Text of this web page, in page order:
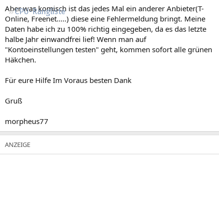
CPU-Rangliste
Aber was komisch ist das jedes Mal ein anderer Anbieter(T-
Online, Freenet.....) diese eine Fehlermeldung bringt. Meine
Daten habe ich zu 100% richtig eingegeben, da es das letzte
halbe Jahr einwandfrei lief! Wenn man auf
"Kontoeinstellungen testen" geht, kommen sofort alle grünen
Häkchen.
Für eure Hilfe Im Voraus besten Dank
Gruß
morpheus77